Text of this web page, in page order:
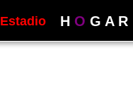
Estadio H O G A R